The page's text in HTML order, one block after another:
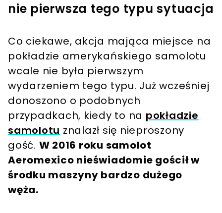
nie pierwsza tego typu sytuacja
Co ciekawe, akcja mająca miejsce na
pokładzie amerykańskiego samolotu
wcale nie była pierwszym
wydarzeniem tego typu. Już wcześniej
donoszono o podobnych
przypadkach, kiedy to na pokładzie
samolotu znalazł się nieproszony
gość. W 2016 roku samolot
Aeromexico nieświadomie gościł w
środku maszyny bardzo dużego
węża.